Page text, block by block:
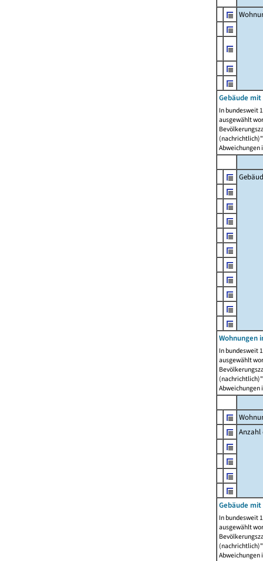
Gebäude
In bundesweit
ausgewählt
Abweichungen
Wohnungen
In bundesweit
ausgewählt
Abweichungen
Anzahl
Gebäude
In bundesweit
ausgewählt
Abweichungen